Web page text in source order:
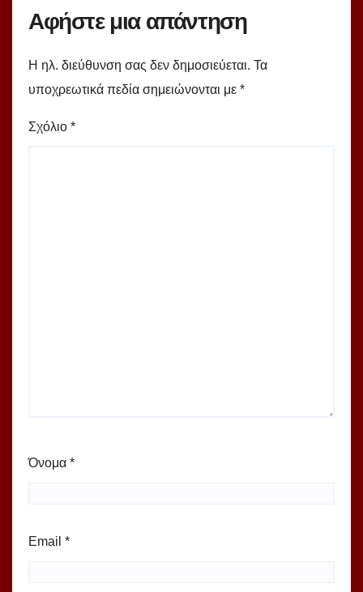
Αφήστε μια απάντηση
Η ηλ. διεύθυνση σας δεν δημοσιεύεται. Τα
υποχρεωτικά πεδία σημειώνονται με *
Σχόλιο *
Όνομα *
Email *